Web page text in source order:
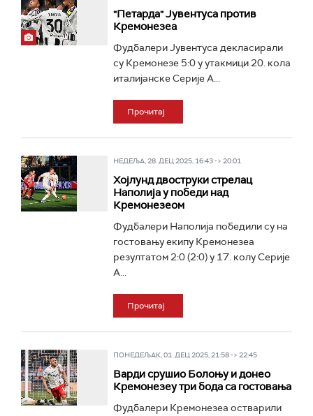
"Петарда" Јувентуса против
Кремонезеа
Фудбалери Јувентуса декласирали
су Кремонезе 5:0 у утакмици 20. кола
италијанске Серије А...
Прочитај
НЕДЕЉА, 28. ДЕЦ 2025, 16:43 -> 20:01
Хојлунд двоструки стрелац
Наполија у победи над
Кремонезеом
Фудбалери Наполија победили су на
гостовању екипу Кремонезеа
резултатом 2:0 (2:0) у 17. колу Серије
А...
Прочитај
ПОНЕДЕЉАК, 01. ДЕЦ 2025, 21:58 -> 22:45
Варди срушио Болоњу и донео
Кремонезеу три бода са гостовања
Фудбалери Кремонезеа остварили